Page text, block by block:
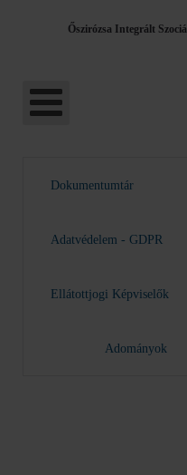
Őszirózsa Integrált
Dokumentumtár
Adatvédelem - GDPR
Ellátottjogi Képviselők
Adományok